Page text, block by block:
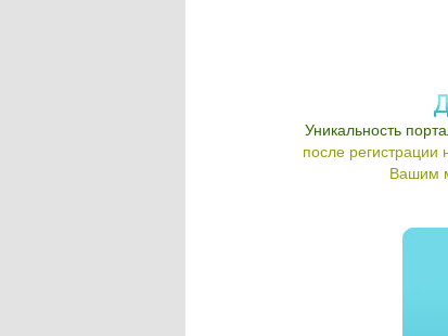
Уникальность
после регистрации
Вашим